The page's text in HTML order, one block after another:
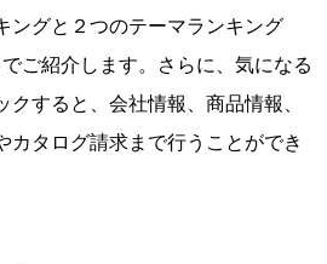
ングと２つのテーマランキング
ご紹介します。さらに、気になる
すると、会社情報、商品情報、
カタログ請求まで行うことができ